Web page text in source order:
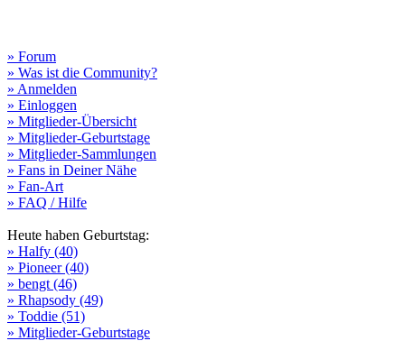
» Forum
» Was ist die Community?
» Anmelden
» Einloggen
» Mitglieder-Übersicht
» Mitglieder-Geburtstage
» Mitglieder-Sammlungen
» Fans in Deiner Nähe
» Fan-Art
» FAQ / Hilfe
Heute haben Geburtstag:
» Halfy (40)
» Pioneer (40)
» bengt (46)
» Rhapsody (49)
» Toddie (51)
» Mitglieder-Geburtstage